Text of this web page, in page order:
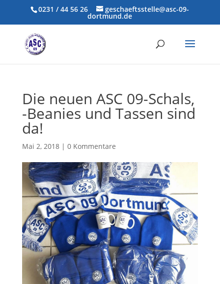
0231 / 44 56 26 geschaeftsstelle@asc-09-
dortmund.de
Die neuen ASC 09-Schals,
-Beanies und Tassen sind
da!
Mai 2, 2018| 0 Kommentare